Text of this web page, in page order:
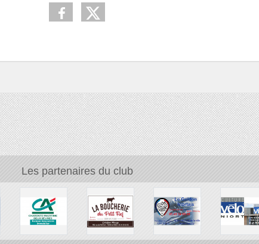
Les partenaires du club